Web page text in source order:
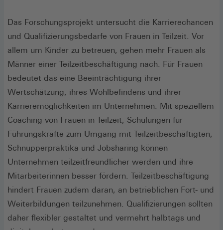
Das Forschungsprojekt untersucht die Karrierechancen
und Qualifizierungsbedarfe von Frauen in Teilzeit. Vor
allem um Kinder zu betreuen, gehen mehr Frauen als
Männer einer Teilzeitbeschäftigung nach. Für Frauen
bedeutet das eine Beeinträchtigung ihrer
Wertschätzung, ihres Wohlbefindens und ihrer
Karrieremöglichkeiten im Unternehmen. Mit speziellem
Coaching von Frauen in Teilzeit, Schulungen für
Führungskräfte zum Umgang mit Teilzeitbeschäftigten,
Schnupperpraktika und Jobsharing können
Unternehmen teilzeitfreundlicher werden und ihre
Mitarbeiterinnen besser fördern. Teilzeitbeschäftigung
hindert Frauen zudem daran, an betrieblichen Fort- und
Weiterbildungen teilzunehmen. Qualifizierungen sollten
daher flexibler gestaltet und vermehrt halbtags und